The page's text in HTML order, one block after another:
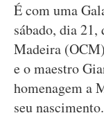
É com uma
sábado, dia 21,
Madeira
e o maestro
homenagem a
seu nascimento.